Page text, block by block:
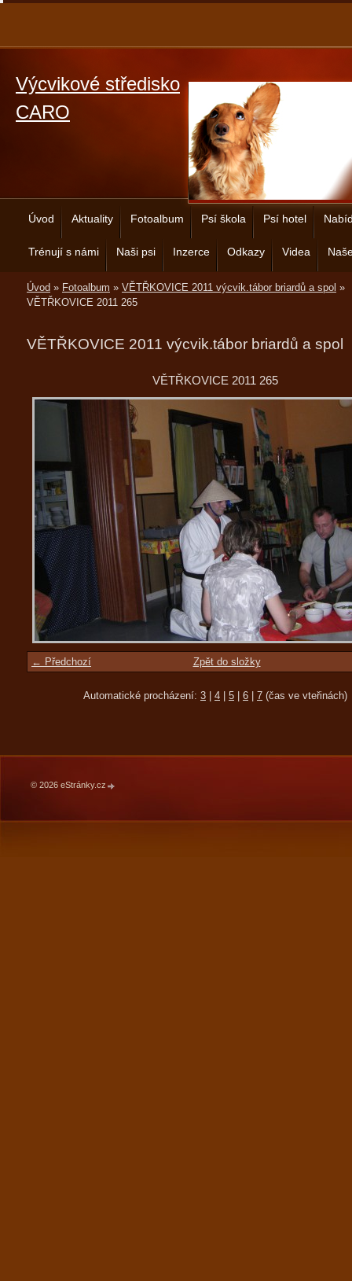
Výcvikové středisko
CARO
Úvod Aktuality Fotoalbum Psí škola Psí hotel
Trénují s námi Naši psi Inzerce Odkazy Videa
Úvod » Fotoalbum » VĚTŘKOVICE 2011 výcvik.tábor briardů a spol »
VĚTŘKOVICE 2011 265
VĚTŘKOVICE 2011 výcvik.tábor briardů a spol
VĚTŘKOVICE 2011 265
← Předchozí Zpět do složky
Automatické procházení: 3 4 5 6 7 (čas ve vteřinách)
© 2026 eStránky.cz